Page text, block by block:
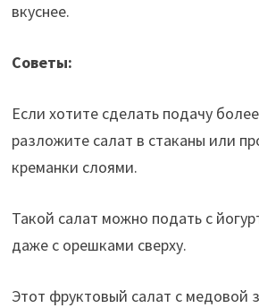
вкуснее.
Советы:
Если хотите сделать подачу
разложите салат в стаканы или
креманки слоями.
Такой салат можно подать с
даже с орешками сверху.
Этот фруктовый салат с медовой